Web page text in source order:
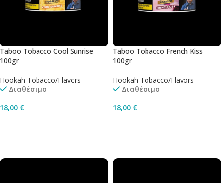
Taboo Tobacco Cool Sunrise
100gr
Hookah Tobacco/Flavors
Διαθέσιμο
18,00 €
Taboo Tobacco French Kiss
100gr
Hookah Tobacco/Flavors
Διαθέσιμο
18,00 €